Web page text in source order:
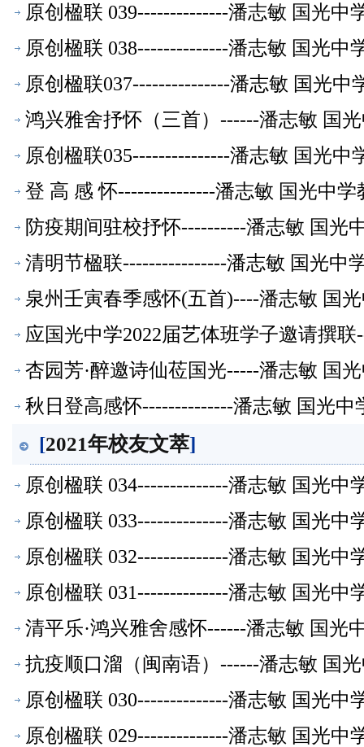
原创楹联 039--------------潘志敏 国光中
原创楹联 038--------------潘志敏 国光中
原创楹联037---------------潘志敏 国光中
鸿兴雅舍抒怀（三首）------潘志敏 国
原创楹联035---------------潘志敏 国光中
登 高 感 怀---------------潘志敏 国光中
防疫期间驻校抒怀----------潘志敏 国光
清明节楹联----------------潘志敏 国光中
泉州壬寅春季感怀(五首)----潘志敏 国
应国光中学2022届艺体班学子邀请撰
杏园芳·醉邀诗仙莅国光-----潘志敏 国
秋日登高感怀--------------潘志敏 国光中
[2021年校友文萃]
原创楹联 034--------------潘志敏 国光中
原创楹联 033--------------潘志敏 国光中
原创楹联 032--------------潘志敏 国光中
原创楹联 031--------------潘志敏 国光中
清平乐·鸿兴雅舍感怀------潘志敏 国光
抗疫顺口溜（闽南语）------潘志敏 国
原创楹联 030--------------潘志敏 国光中
原创楹联 029--------------潘志敏 国光中